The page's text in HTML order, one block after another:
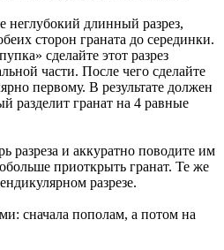
длинный разрез,
сторон граната до серединки.
сделайте этот разрез
части. После чего сделайте
первому. В результате должен
разделит гранат на 4 равные
разреза и аккуратно поводите им
приоткрыть гранат. Те же
разрезе.
сначала пополам, а потом на